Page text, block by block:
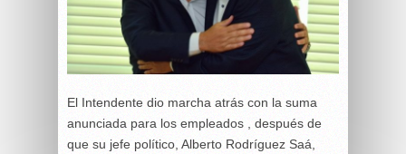
El Intendente dio marcha atrás con la suma
anunciada para los empleados , después de
que su jefe político, Alberto Rodríguez Saá,